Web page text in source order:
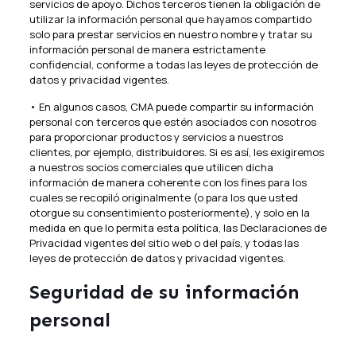
servicios de apoyo. Dichos terceros tienen la obligación de
utilizar la información personal que hayamos compartido
solo para prestar servicios en nuestro nombre y tratar su
información personal de manera estrictamente
confidencial, conforme a todas las leyes de protección de
datos y privacidad vigentes.
• En algunos casos, CMA puede compartir su información
personal con terceros que estén asociados con nosotros
para proporcionar productos y servicios a nuestros
clientes, por ejemplo, distribuidores. Si es así, les exigiremos
a nuestros socios comerciales que utilicen dicha
información de manera coherente con los fines para los
cuales se recopiló originalmente (o para los que usted
otorgue su consentimiento posteriormente), y solo en la
medida en que lo permita esta política, las Declaraciones de
Privacidad vigentes del sitio web o del país, y todas las
leyes de protección de datos y privacidad vigentes.
Seguridad de su información
personal